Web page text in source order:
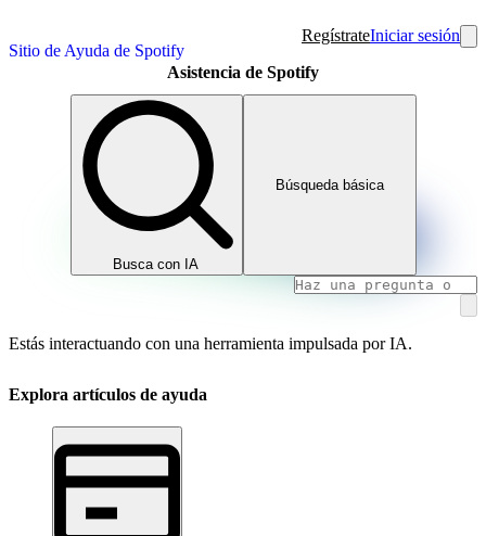
Sitio de Ayuda de Spotify
RegístrateIniciar sesión
Asistencia de Spotify
Busca con IA
Búsqueda básica
Estás interactuando con una herramienta impulsada por IA.
Explora artículos de ayuda